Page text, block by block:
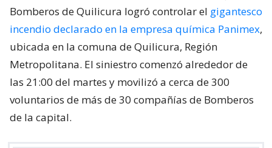
Bomberos de Quilicura logró controlar el gigantesco
incendio declarado en la empresa química Panimex,
ubicada en la comuna de Quilicura, Región
Metropolitana. El siniestro comenzó alrededor de
las 21:00 del martes y movilizó a cerca de 300
voluntarios de más de 30 compañías de Bomberos
de la capital.